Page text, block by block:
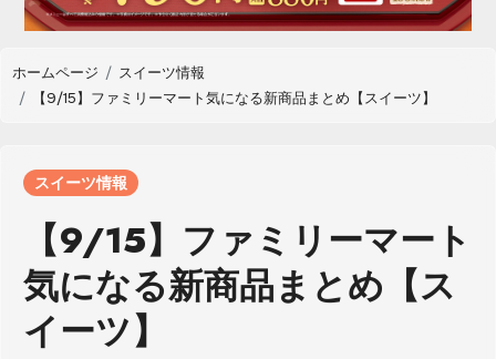
ホームページ
スイーツ情報
【9/15】ファミリーマート気になる新商品まとめ【スイーツ】
スイーツ情報
【9/15】ファミリーマート
気になる新商品まとめ【ス
イーツ】